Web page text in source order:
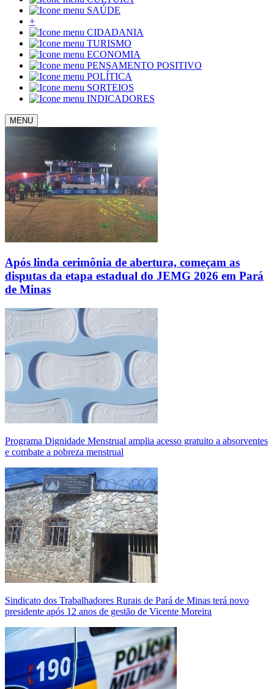
SAÚDE
+
CIDADANIA
TURISMO
ECONOMIA
PENSAMENTO POSITIVO
POLÍTICA
SORTEIOS
INDICADORES
MENU
Após linda cerimônia de abertura, começam as
disputas da etapa estadual do JEMG 2026 em Pará
de Minas
Programa Dignidade Menstrual amplia acesso gratuito a absorventes
e combate a pobreza menstrual
Sindicato dos Trabalhadores Rurais de Pará de Minas terá novo
presidente após 12 anos de gestão de Vicente Moreira